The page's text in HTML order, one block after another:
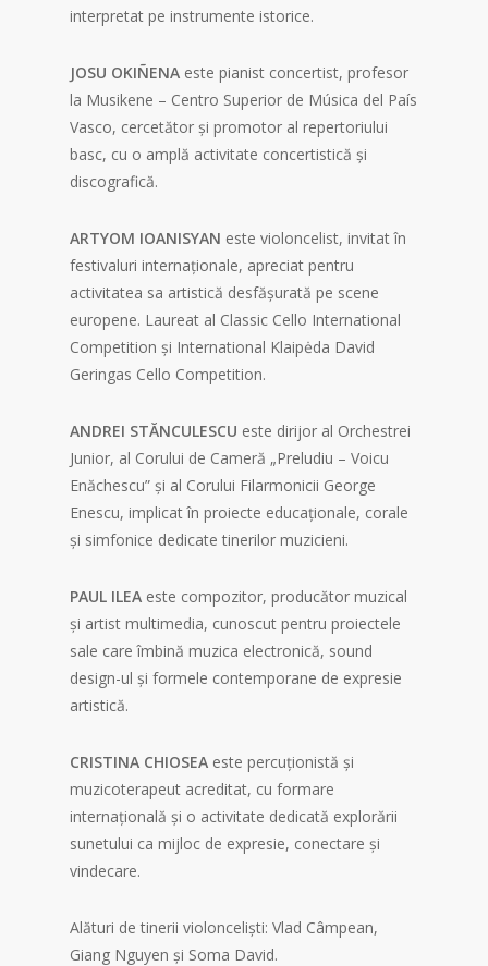
interpretat pe instrumente istorice.
JOSU OKIÑENA este pianist concertist, profesor
la Musikene – Centro Superior de Música del País
Vasco, cercetător și promotor al repertoriului
basc, cu o amplă activitate concertistică și
discografică.
ARTYOM IOANISYAN este violoncelist, invitat în
festivaluri internaționale, apreciat pentru
activitatea sa artistică desfășurată pe scene
europene. Laureat al Classic Cello International
Competition și International Klaipėda David
Geringas Cello Competition.
ANDREI STĂNCULESCU este dirijor al Orchestrei
Junior, al Corului de Cameră „Preludiu – Voicu
Enăchescu” și al Corului Filarmonicii George
Enescu, implicat în proiecte educaționale, corale
și simfonice dedicate tinerilor muzicieni.
PAUL ILEA este compozitor, producător muzical
și artist multimedia, cunoscut pentru proiectele
sale care îmbină muzica electronică, sound
design-ul și formele contemporane de expresie
artistică.
CRISTINA CHIOSEA este percuționistă și
muzicoterapeut acreditat, cu formare
internațională și o activitate dedicată explorării
sunetului ca mijloc de expresie, conectare și
vindecare.
Alături de tinerii violonceliști: Vlad Câmpean,
Giang Nguyen și Soma David.